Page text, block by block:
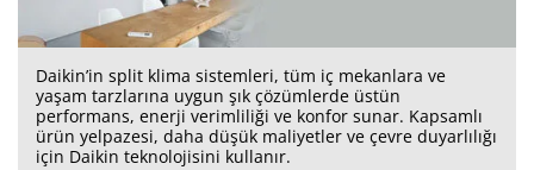
Daikin’in split klima sistemleri, tüm iç mekanlara ve
yaşam tarzlarına uygun şık çözümlerde üstün
performans, enerji verimliliği ve konfor sunar. Kapsamlı
ürün yelpazesi, daha düşük maliyetler ve çevre duyarlılığı
için Daikin teknolojisini kullanır.